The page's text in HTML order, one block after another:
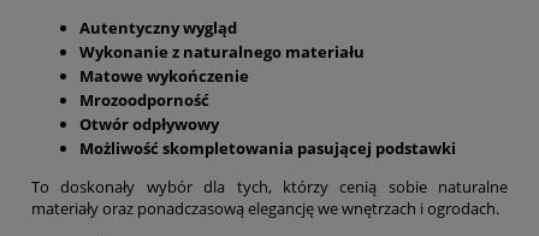
Autentyczny wygląd
Wykonanie z naturalnego materiału
Matowe wykończenie
Mrozoodporność
Otwór odpływowy
Możliwość skompletowania pasującej podstawki
To doskonały wybór dla tych, którzy cenią sobie naturalne
materiały oraz ponadczasową elegancję we wnętrzach i ogrodach.